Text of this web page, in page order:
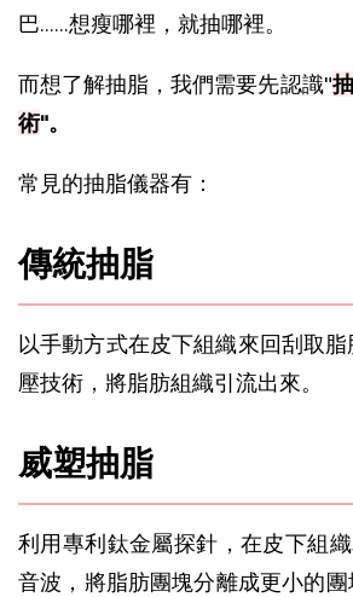
巴……想瘦哪裡，就抽哪裡。
而想了解抽脂，我們需要先認識"
術"。
常見的抽脂儀器有：
傳統抽脂
以手動方式在皮下組織來回刮取
壓技術 ，將脂肪組織引流出來。
威塑抽脂
利用專利鈦金屬探針，在皮下組
音波，將脂肪團塊分離成更小的